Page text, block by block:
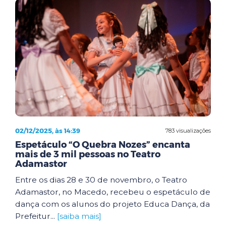
783 visualizações
02/12/2025, às 14:39
Espetáculo “O Quebra Nozes” encanta
mais de 3 mil pessoas no Teatro
Adamastor
Entre os dias 28 e 30 de novembro, o Teatro
Adamastor, no Macedo, recebeu o espetáculo de
dança com os alunos do projeto Educa Dança, da
Prefeitur... [saiba mais]